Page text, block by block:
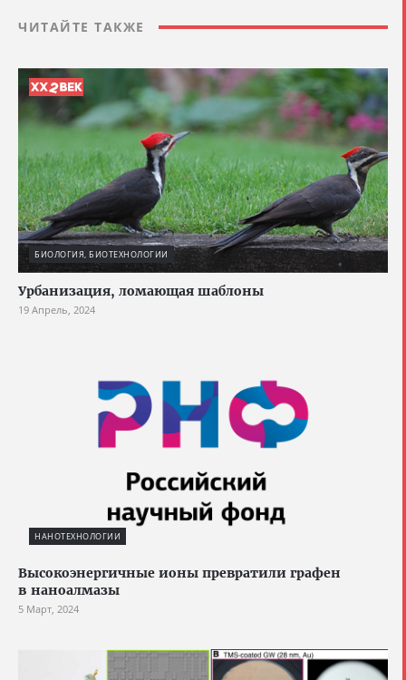
ЧИТАЙТЕ ТАКЖЕ
БИОЛОГИЯ, БИОТЕХНОЛОГИИ
Урбанизация, ломающая шаблоны
19 Апрель, 2024
НАНОТЕХНОЛОГИИ
Высокоэнергичные ионы превратили графен
в наноалмазы
5 Март, 2024